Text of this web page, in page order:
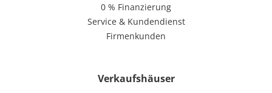
0 % Finanzierung
Service & Kundendienst
Firmenkunden
Verkaufshäuser